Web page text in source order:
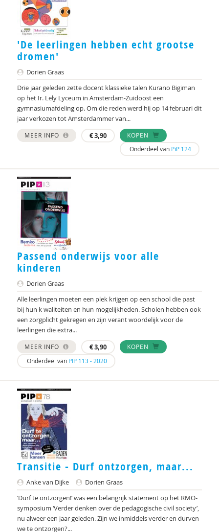
Hilda Amsing
Drs. Anneke Meester-Van Laar
Martijn Arns
Michiel Asselman
Ellen Assenberg
Krishna Autar
Samira Azabar
Ben Baarda
Mariam Badou
Anne-Floor Bakker
Joep Bakker
Nelleke Bakker
Paulien Bakker
Pieter Paul Bakker
Kirsten Barkmeijer
Rob Bartels
Daniëlla Bastin
Ibrahim Bayrak
Sien Beckers
Aleid H.M. Beets Kessens
Dirck van Bekkum
Joop Berding
Deborah van den Berg
'De leerlingen hebben echt grootse
dromen'
Dorien Graas
Drie jaar geleden zette docent klassieke talen Kurano Bigiman
op het Ir. Lely Lyceum in Amsterdam-Zuidoost een
gymnasiumafdeling op. Om die reden werd hij op 14 februari dit
jaar verkozen tot Amsterdammer van...
MEER INFO €3,90
KOPEN
Onderdeel van PiP 124
Passend onderwijs voor alle
kinderen
Dorien Graas
Alle leerlingen moeten een plek krijgen op een school die past
bij hun k waliteiten en hun mogelijkheden. Scholen hebben ook
een zorgplicht gekregen en zijn verant woordelijk voor de
leerlingen die extra...
MEER INFO €3,90
KOPEN
Onderdeel van PIP 113 - 2020
Transitie - Durf ontzorgen, maar...
Anke van Dijke
Dorien Graas
‘Durf te ontzorgen!’ was een belangrijk statement op het RMO-
symposium ‘Verder denken over de pedagogische civil society’,
nu alweer een jaar geleden. Zijn we inmiddels verder en durven
we te ontzorgen?...